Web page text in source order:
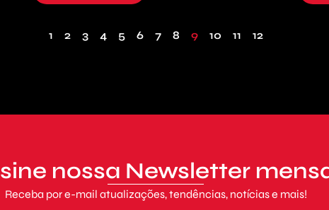
1 2 3 4 5 6 7 8 9 10 11 12
nossa Newsletter
Receba por e-mail atualizações, tendências, notícias e mais!